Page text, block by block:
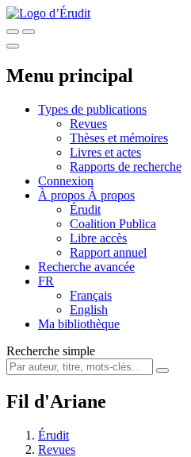
Menu principal
Types de publications
Revues
Thèses et mémoires
Livres et actes
Rapports de recherche
Connexion
À propos À propos
Érudit
Coalition Publica
Libre accès
Rapport annuel
Recherche avancée
FR
Français
English
Ma bibliothèque
Recherche simple
Fil d'Ariane
Érudit
Revues